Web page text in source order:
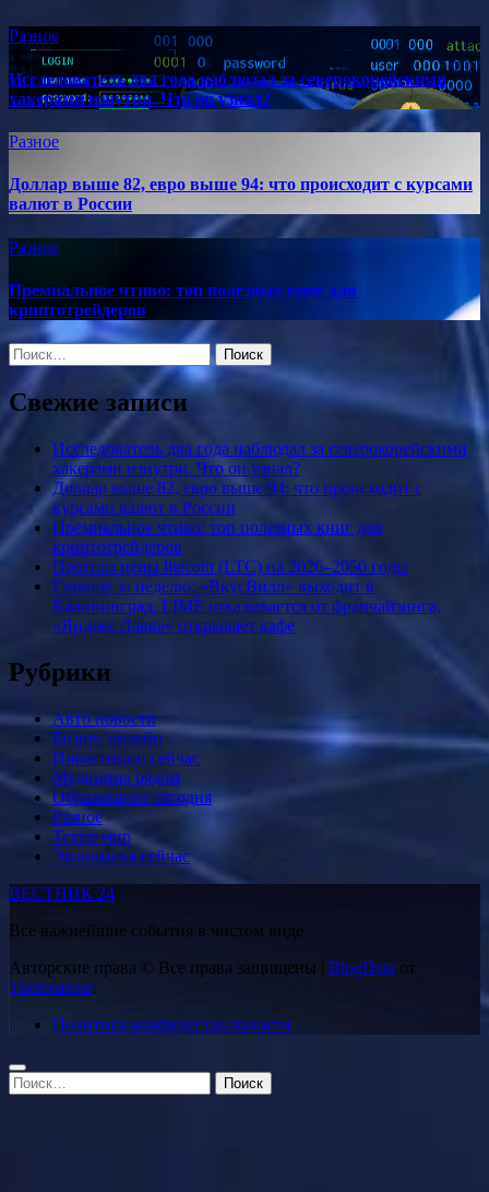
Разное
Исследователь два года наблюдал за северокорейскими
хакерами изнутри. Что он узнал?
Разное
Доллар выше 82, евро выше 94: что происходит с курсами
валют в России
Разное
Премиальное чтиво: топ полезных книг для
криптотрейдеров
Найти:
Свежие записи
Исследователь два года наблюдал за северокорейскими
хакерами изнутри. Что он узнал?
Доллар выше 82, евро выше 94: что происходит с
курсами валют в России
Премиальное чтиво: топ полезных книг для
криптотрейдеров
Прогноз цены litecoin (LTC) на 2026–2050 годы
Главное за неделю: «ВкусВилл» выходит в
Калининград, LIMÉ отказывается от франчайзинга,
«Яндекс Лавка» открывает кафе
Рубрики
Авто новости
Бизнес онлайн
Инвестиции сейчас
Медицина рядом
Образование сегодня
Разное
Техно мир
Экономика сейчас
ВЕСТНИК 24
Все важнейшие события в чистом виде
Авторские права © Все права защищены | BlogData от
Themeansar.
Политика конфиденциальности
Найти: